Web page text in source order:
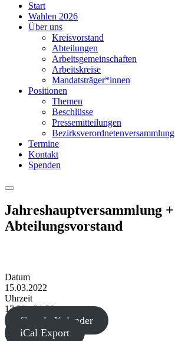
Start
Wahlen 2026
Über uns
Kreisvorstand
Abteilungen
Arbeitsgemeinschaften
Arbeitskreise
Mandatsträger*innen
Positionen
Themen
Beschlüsse
Pressemitteilungen
Bezirksverordnetenversammlung
Termine
Kontakt
Spenden
Menu
Jahreshauptversammlung +
Abteilungsvorstand
Datum
15.03.2022
Uhrzeit
17:30 - 21:30
Google Kalender
iCal Export